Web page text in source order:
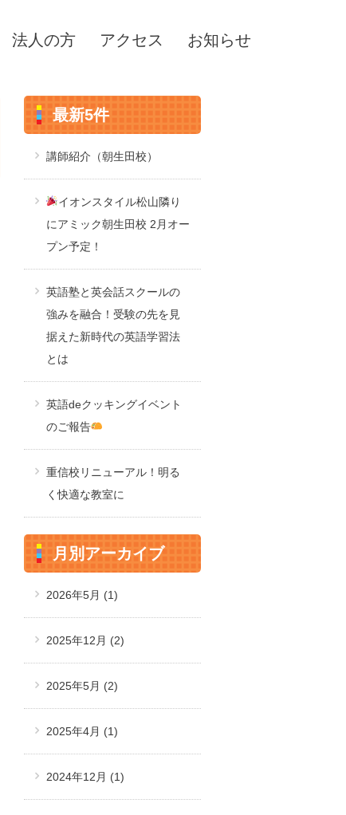
法人の方 アクセス お知らせ
最新5件
講師紹介（朝生田校）
イオンスタイル松山隣り
にアミック朝生田校 2月オー
プン予定！
英語塾と英会話スクールの
強みを融合！受験の先を見
据えた新時代の英語学習法
とは
英語deクッキングイベント
のご報告
重信校リニューアル！明る
く快適な教室に
月別アーカイブ
2026年5月 (1)
2025年12月 (2)
2025年5月 (2)
2025年4月 (1)
2024年12月 (1)